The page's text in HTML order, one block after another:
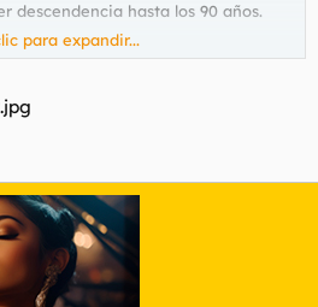
descendencia hasta los 90 años.
para expandir...